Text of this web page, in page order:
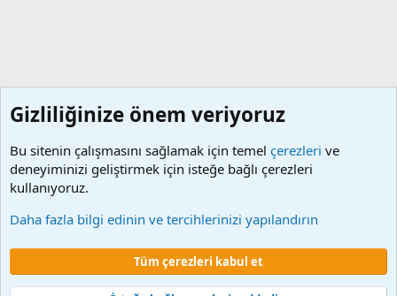
Çerezler
Şartlar ve kurallar
Gizlilik politikası Yardım Ana sayfa
Gizliliğinize önem veriyoruz
Bu sitenin çalışmasını sağlamak için temel çerezleri ve
deneyiminizi geliştirmek için isteğe bağlı çerezleri
kullanıyoruz.
Daha fazla bilgi edinin ve tercihlerinizi yapılandırın
Tüm çerezleri kabul et